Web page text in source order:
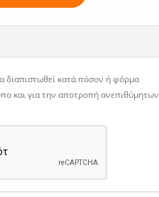
διαπιστωθεί κατά πόσον ή φόρμα
και για την αποτροπή ανεπιθύμητων